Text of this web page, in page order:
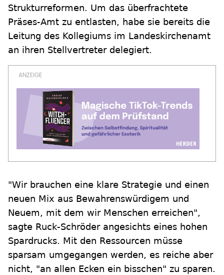
Strukturreformen. Um das überfrachtete
Präses-Amt zu entlasten, habe sie bereits die
Leitung des Kollegiums im Landeskirchenamt
an ihren Stellvertreter delegiert.
"Wir brauchen eine klare Strategie und einen
neuen Mix aus Bewahrenswürdigem und
Neuem, mit dem wir Menschen erreichen",
sagte Ruck-Schröder angesichts eines hohen
Spardrucks. Mit den Ressourcen müsse
sparsam umgegangen werden, es reiche aber
nicht, "an allen Ecken ein bisschen" zu sparen.